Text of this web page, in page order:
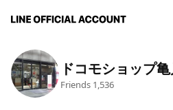
ドコモショップ
Friends 1,536